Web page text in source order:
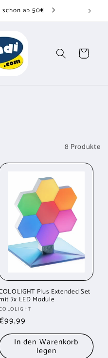
ab 50€
Warenkorb
8 Produkte
Plus Extended Set
7x LED Module
Preis
In den Warenkorb
legen